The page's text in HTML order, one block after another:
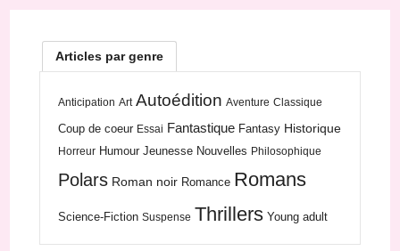
Articles par genre
Anticipation Art Autoédition Aventure Classique
Coup de coeur Essai Fantastique Fantasy Historique
Horreur Humour Jeunesse Nouvelles Philosophique
Polars Roman noir Romance Romans
Science-Fiction Suspense Thrillers Young adult